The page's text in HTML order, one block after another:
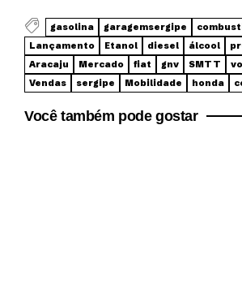
gasolina garagemsergipe
Lançamento
Etanol diesel álcool
Aracaju
Mercado fiat gnv SMTT
Vendas
sergipe Mobilidade honda
Você também pode gostar